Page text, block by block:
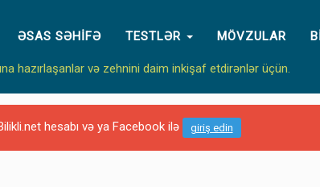
ƏSAS SƏHIFƏ TESTLƏR MÖVZULAR
hazırlaşanlar və zehnini daim inkişaf etdirənlər üçün.
hesabı və ya Facebook ilə giriş edin